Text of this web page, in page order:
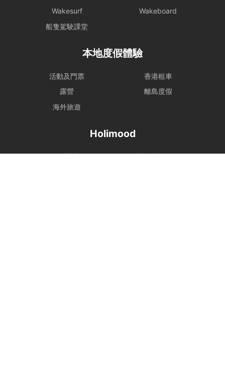
Wakesurf
Wakeboard
船隻駕駛課堂
本地度假體驗
活動及門票
香港租車
露營
離島度假
海外旅遊
Holimood
活動策劃
成為合作夥伴